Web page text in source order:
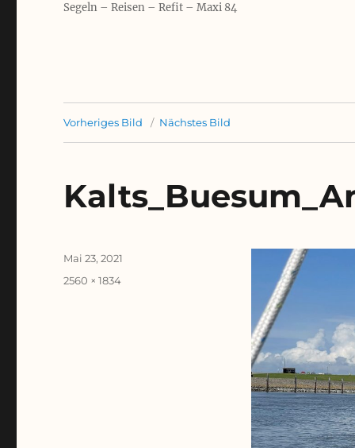
Segeln – Reisen – Refit – Maxi 84
Vorheriges Bild Nächstes Bild
Veröffentlicht
Mai 23, 2021
Originalgröße
2560 × 1834